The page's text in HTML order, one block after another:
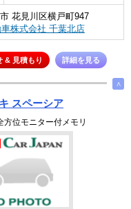
花見川区横戸町947
株式会社 千葉北店
& 見積もり 詳細を見る
∧
スペーシア
方位モニター付メモリ